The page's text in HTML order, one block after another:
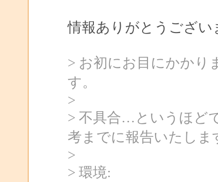
情報ありがとうござい
> お初にお目にかかり
す。
>
> 不具合…というほど
考までに報告いたしま
>
> 環境: